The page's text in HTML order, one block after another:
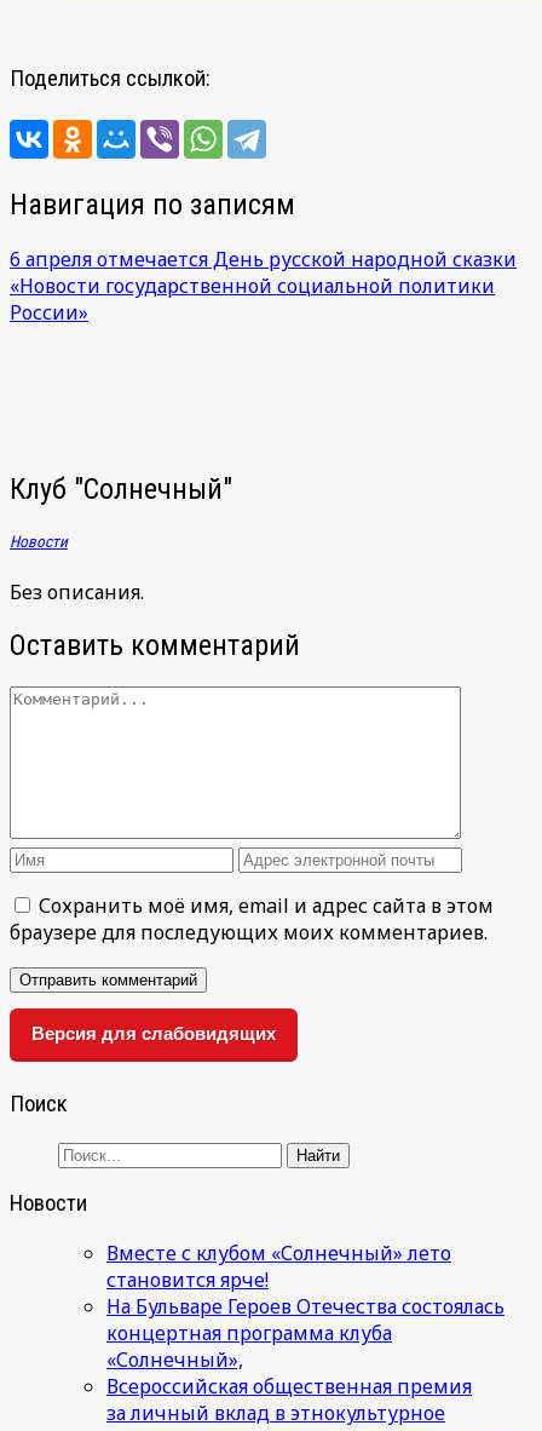
Поделиться ссылкой:
Навигация по записям
6 апреля отмечается День русской народной сказки
«Новости государственной социальной политики
России»
Клуб "Солнечный"
Новости
Без описания.
Оставить комментарий
Сохранить моё имя, email и адрес сайта в этом
браузере для последующих моих комментариев.
Версия для слабовидящих
Поиск
Новости
Вместе с клубом «Солнечный» лето
становится ярче!
На Бульваре Героев Отечества состоялась
концертная программа клуба
«Солнечный»,
Всероссийская общественная премия
за личный вклад в этнокультурное